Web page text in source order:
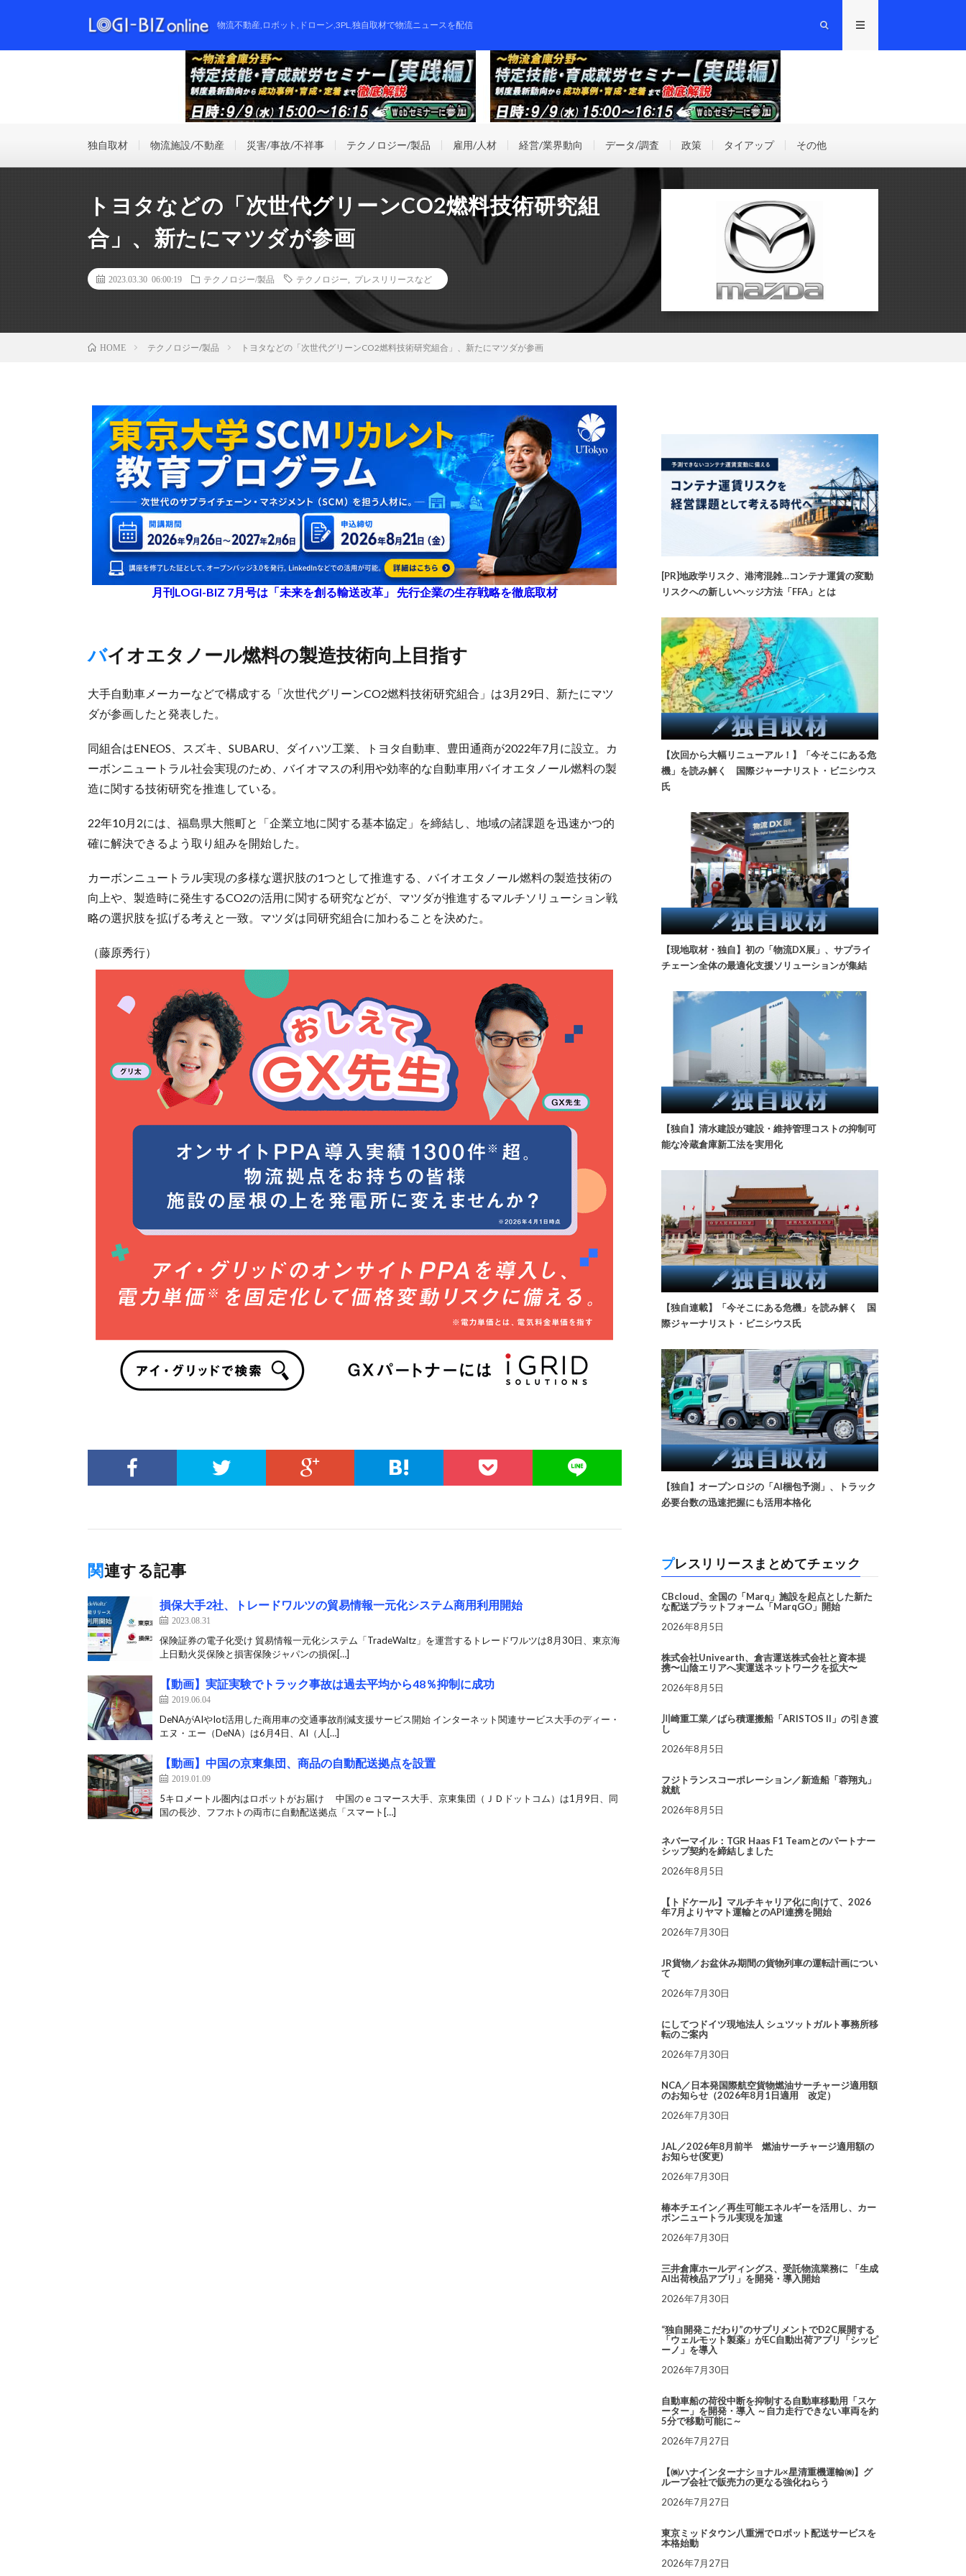
物流不動産,ロボット,ドローン,3PL,独自取材で物流ニュースを配信
独自取材 物流施設/不動産 災害/事故/不祥事 テクノロジー/製品 雇用/人材 経営/業界動向 データ/調査 政策 タイアップ その他
トヨタなどの「次世代グリーンCO2燃料技術研究組
合」、新たにマツダが参画
2023.03.30 06:00:19 テクノロジー/製品 テクノロジー プレスリリースなど
HOME テクノロジー/製品 トヨタなどの「次世代グリーンCO2燃料技術研究組合」、新たにマツダが参画
月刊LOGI-BIZ 7月号は「未来を創る輸送改革」 先行企業の生存戦略を徹底取材
バイオエタノール燃料の製造技術向上目指す
大手自動車メーカーなどで構成する「次世代グリーンCO2燃料技術研究組合」は3月29日、新たにマツ
ダが参画したと発表した。
同組合はENEOS、スズキ、SUBARU、ダイハツ工業、トヨタ自動車、豊田通商が2022年7月に設立。カ
ーボンニュートラル社会実現のため、バイオマスの利用や効率的な自動車用バイオエタノール燃料の製
造に関する技術研究を推進している。
22年10月2には、福島県大熊町と「企業立地に関する基本協定」を締結し、地域の諸課題を迅速かつ的
確に解決できるよう取り組みを開始した。
カーボンニュートラル実現の多様な選択肢の1つとして推進する、バイオエタノール燃料の製造技術の
向上や、製造時に発生するCO2の活用に関する研究などが、マツダが推進するマルチソリューション戦
略の選択肢を拡げる考えと一致。マツダは同研究組合に加わることを決めた。
（藤原秀行）
関連する記事
損保大手2社、トレードワルツの貿易情報一元化システム商用利用開始
2023.08.31
保険証券の電子化受け 貿易情報一元化システム「TradeWaltz」を運営するトレードワルツは8月30日、東京海
上日動火災保険と損害保険ジャパンの損保[…]
【動画】実証実験でトラック事故は過去平均から48％抑制に成功
2019.06.04
DeNAがAIやIot活用した商用車の交通事故削減支援サービス開始 インターネット関連サービス大手のディー・
エヌ・エー（DeNA）は6月4日、AI（人[…]
【動画】中国の京東集団、商品の自動配送拠点を設置
2019.01.09
5キロメートル圏内はロボットがお届け 中国のｅコマース大手、京東集団（ＪＤドットコム）は1月9日、同
国の長沙、フフホトの両市に自動配送拠点「スマート[…]
[PR]地政学リスク、港湾混雑…コンテナ運賃の変動
リスクへの新しいヘッジ方法「FFA」とは
【次回から大幅リニューアル！】「今そこにある危
機」を読み解く 国際ジャーナリスト・ビニシウス
氏
【現地取材・独自】初の「物流DX展」、サプライ
チェーン全体の最適化支援ソリューションが集結
【独自】清水建設が建設・維持管理コストの抑制可
能な冷蔵倉庫新工法を実用化
【独自連載】「今そこにある危機」を読み解く 国
際ジャーナリスト・ビニシウス氏
【独自】オープンロジの「AI梱包予測」、トラック
必要台数の迅速把握にも活用本格化
プレスリリースまとめてチェック
CBcloud、全国の「Marq」施設を起点とした新た
な配送プラットフォーム「MarqGO」開始
2026年8月5日
株式会社Univearth、倉吉運送株式会社と資本提
携〜山陰エリアへ実運送ネットワークを拡大〜
2026年8月5日
川崎重工業／ばら積運搬船「ARISTOS II」の引き渡
し
2026年8月5日
フジトランスコーポレーション／新造船「蓉翔丸」
就航
2026年8月5日
ネバーマイル：TGR Haas F1 Teamとのパートナー
シップ契約を締結しました
2026年8月5日
【トドケール】マルチキャリア化に向けて、2026
年7月よりヤマト運輸とのAPI連携を開始
2026年7月30日
JR貨物／お盆休み期間の貨物列車の運転計画につい
て
2026年7月30日
にしてつドイツ現地法人 シュツットガルト事務所移
転のご案内
2026年7月30日
NCA／日本発国際航空貨物燃油サーチャージ適用額
のお知らせ（2026年8月1日適用 改定）
2026年7月30日
JAL／2026年8月前半 燃油サーチャージ適用額の
お知らせ(変更)
2026年7月30日
椿本チエイン／再生可能エネルギーを活用し、カー
ボンニュートラル実現を加速
2026年7月30日
三井倉庫ホールディングス、受託物流業務に 「生成
AI出荷検品アプリ」を開発・導入開始
2026年7月30日
“独自開発こだわり”のサプリメントでD2C展開する
「ウェルモット製薬」がEC自動出荷アプリ「シッピ
ーノ」を導入
2026年7月30日
自動車船の荷役中断を抑制する自動車移動用「スケ
ーター」を開発・導入 ～自力走行できない車両を約
5分で移動可能に～
2026年7月27日
【㈱ハナインターナショナル×星清重機運輸㈱】グ
ループ会社で販売力の更なる強化ねらう
2026年7月27日
東京ミッドタウン八重洲でロボット配送サービスを
本格始動
2026年7月27日